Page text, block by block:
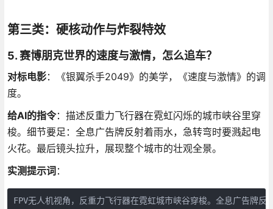
第三类：硬核动作与炸裂特效
5. 赛博朋克世界的速度与激情，怎么追车？
对标电影：《银翼杀手2049》的美学，《速度与激情》的调
度。
给AI的指令：描述反重力飞行器在霓虹闪烁的城市峡谷里穿
梭。细节要足：全息广告牌反射着雨水，急转弯时要溅起电
火花。最后镜头拉升，展现整个城市的壮观全景。
实测提示词：
FPV无人机视角，反重力飞行器在霓虹城市峡谷穿梭。全息广告牌